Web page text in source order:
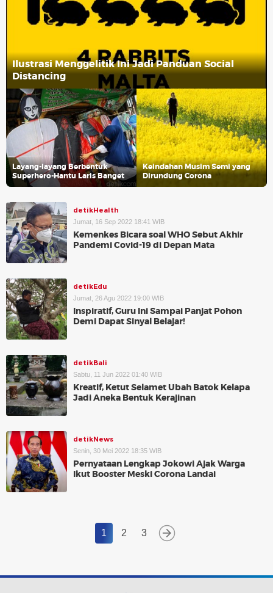
Ilustrasi Menggelitik Ini Jadi Panduan Social
Distancing
Layang-layang Berbentuk
Superhero-Hantu Laris Banget
Keindahan Musim Semi yang
Dirundung Corona
detikHealth
Jumat, 16 Sep 2022 18:41 WIB
Kemenkes Bicara soal WHO Sebut Akhir
Pandemi Covid-19 di Depan Mata
detikEdu
Jumat, 26 Agu 2022 19:00 WIB
Inspiratif, Guru Ini Sampai Panjat Pohon
Demi Dapat Sinyal Belajar!
detikBali
Sabtu, 11 Jun 2022 01:40 WIB
Kreatif, Ketut Selamet Ubah Batok Kelapa
Jadi Aneka Bentuk Kerajinan
detikNews
Senin, 30 Mei 2022 18:35 WIB
Pernyataan Lengkap Jokowi Ajak Warga
Ikut Booster Meski Corona Landai
1 2 3